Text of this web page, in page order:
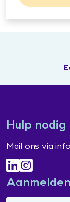
Hulp
Mail ons via